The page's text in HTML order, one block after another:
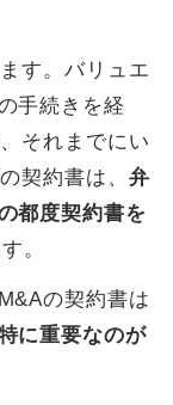
す。バリュエ
手続きを経
それまでにい
契約書は、 弁
都度契約書を
。
の契約書は
に重要なのが